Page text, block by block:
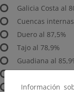
Galicia Costa al
Cuencas
Duero al 87,5%
Tajo al 78,9%
Guadiana al
Guadalete-
Información